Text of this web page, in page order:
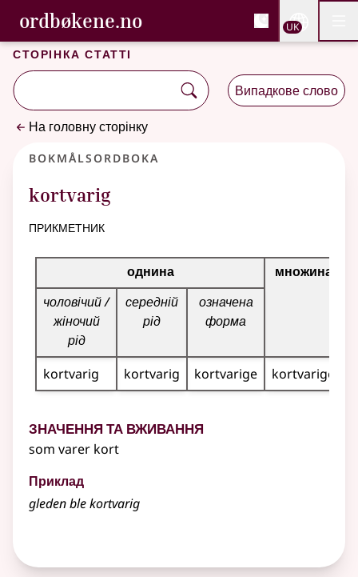
Перейти до основного вмісту
Доступність
ordbøkene.no, Cловник букмола та
Cловник букмола та Словник нюношка
UK
Сторінка статті
Випадкове слово
На головну сторінку
Bokmålsordboka
kortvarig
прикметник
Таблиця відмінювання для цього прикметника
однина
множина
чоловічий /
жіночий
рід
середній
рід
означена
форма
kortvarig kortvarig kortvarige kortvarige
Значення та вживання
som varer kort
Приклад
gleden blekortvarig